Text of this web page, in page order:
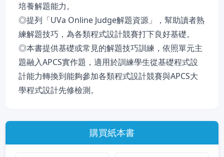
培養解題能力。
◎提列「UVa Online Judge解題資源」，幫助讀者熟
練解題技巧，為各類程式設計競賽打下良好基礎。
◎本書提供基礎或常見的解題技巧訓練，依照單元主
題融入APCS實作題，適用於訓練學生從基礎程式設
計能力轉換到能夠參加各類程式設計競賽與APCS大
學程式設計先修檢測。
購買紙本書